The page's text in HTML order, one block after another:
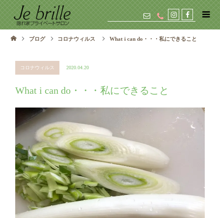
ブログ コロナウィルス What i can do・・・私にできること
コロナウィルス 2020.04.20
What i can do・・・私にできること